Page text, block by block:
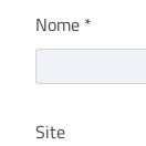
Nome *
Site